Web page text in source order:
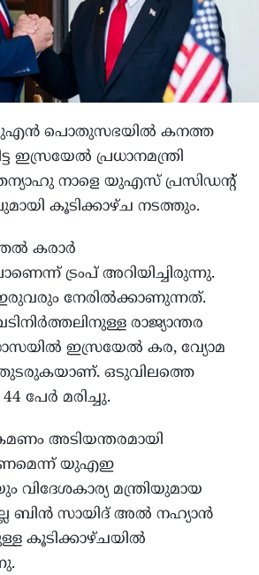
പൊതുസഭയില്‍ കനത്ത
ഇസ്രയേല്‍ പ്രധാനമന്ത്രി
നാളെ യുഎസ് പ്രസിഡന്റ്
കൂടിക്കാഴ്ച നടത്തും.
കരാര്‍
ട്രംപ് അറിയിച്ചിരുന്നു.
നേരില്‍ക്കാണുന്നത്.
രാജ്യാന്തര
ഇസ്രയേല്‍ കര, വ്യോമ
ഒടുവിലത്തെ
പേര്‍ മരിച്ചു.
അടിയന്തരമായി
യുഎഇ
വിദേശകാര്യ മന്ത്രിയുമായ
സായിദ് അല്‍ നഹ്യാന്‍
കൂടിക്കാഴ്ചയില്‍